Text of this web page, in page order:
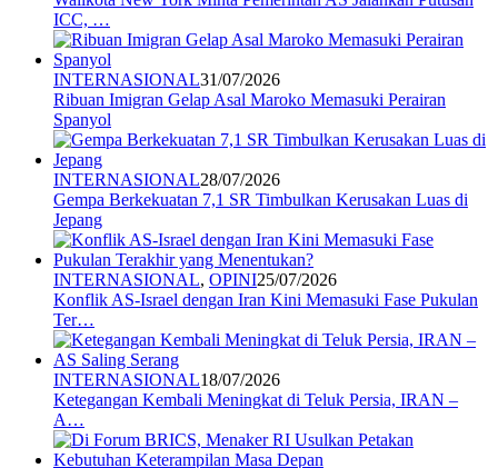
ICC, …
INTERNASIONAL31/07/2026
Ribuan Imigran Gelap Asal Maroko Memasuki Perairan
Spanyol
INTERNASIONAL28/07/2026
Gempa Berkekuatan 7,1 SR Timbulkan Kerusakan Luas di
Jepang
INTERNASIONAL, OPINI25/07/2026
Konflik AS-Israel dengan Iran Kini Memasuki Fase Pukulan
Ter…
INTERNASIONAL18/07/2026
Ketegangan Kembali Meningkat di Teluk Persia, IRAN –
A…